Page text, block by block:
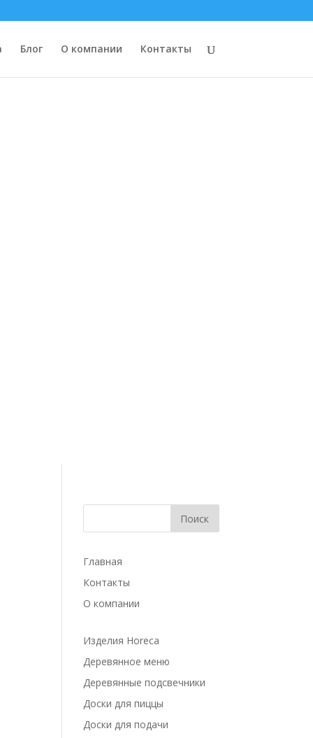
Блог О компании Контакты
Главная
Контакты
О компании
Изделия Horeca
Деревянное меню
Деревянные подсвечники
Доски для пиццы
Доски для подачи
×
×
×